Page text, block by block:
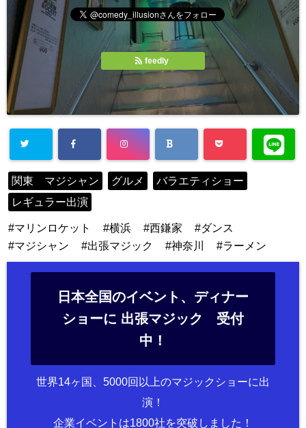
feedly
関東 マジシャン グルメ
バラエティショー
レギュラー出演
マリンロケット 横浜 西鎌家
ダンス
マジシャン
出張マジック 神奈川 ラーメン
日本全国のイベント、ディナー
ショーに 出張マジック 受付
中！
世界14ヶ国、5000回以上のマジックショーに出
演！
企業イベントは1800社を突破しました！